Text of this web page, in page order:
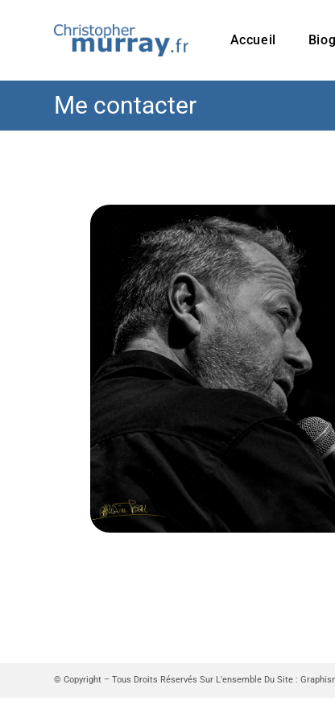
Accueil
Me contacter
© Copyright – Tous Droits Réservés Sur L'ensemble Du Site :